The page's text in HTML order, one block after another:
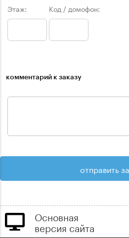
Этаж: Код / домофон:
комментарий к заказу
Основная
версия сайта